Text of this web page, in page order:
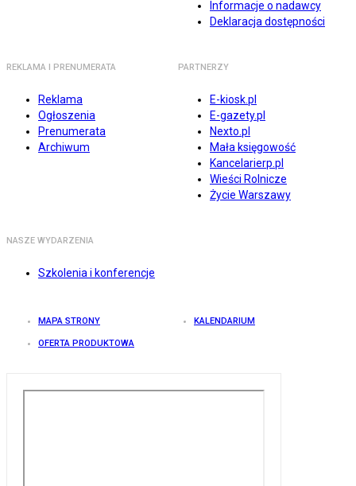
Informacje o nadawcy
Deklaracja dostępności
REKLAMA I PRENUMERATA
Reklama
Ogłoszenia
Prenumerata
Archiwum
PARTNERZY
E-kiosk.pl
E-gazety.pl
Nexto.pl
Mała księgowość
Kancelarierp.pl
Wieści Rolnicze
Życie Warszawy
NASZE WYDARZENIA
Szkolenia i konferencje
MAPA STRONY KALENDARIUM
OFERTA PRODUKTOWA